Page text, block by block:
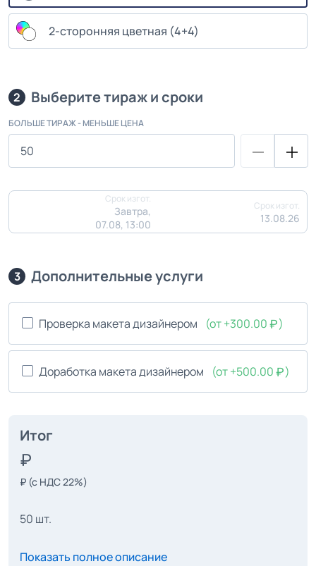
2-сторонняя цветная (4+4)
2 Выберите тираж и сроки
БОЛЬШЕ ТИРАЖ - МЕНЬШЕ ЦЕНА
Срок изгот.
Завтра,
07.08, 13:00
Срок изгот.
13.08.26
3 Дополнительные услуги
Проверка макета дизайнером (от +300.00 )
Доработка макета дизайнером (от +500.00 )
Итог
₽ (с НДС 22%)
50 шт.
Показать полное описание